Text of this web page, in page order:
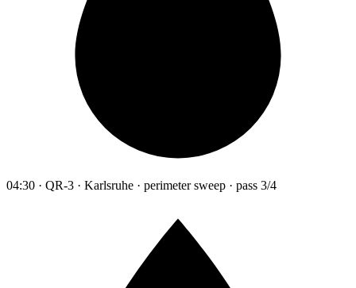
04:30 · QR-3 · Karlsruhe · perimeter sweep · pass 3/4